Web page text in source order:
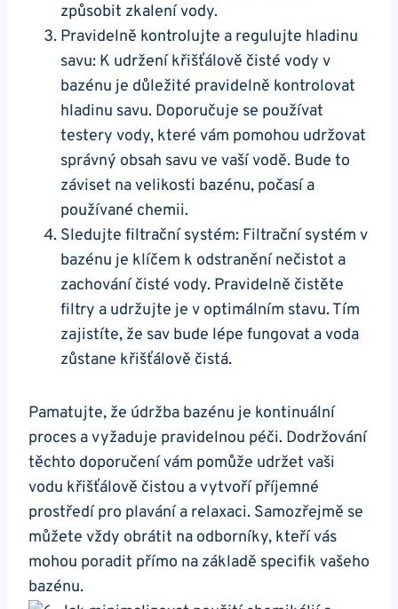
způsobit zkalení vody.
Pravidelně kontrolujte a regulujte hladinu
savu: K udržení křišťálově čisté vody v
bazénu je důležité pravidelně kontrolovat
hladinu savu. Doporučuje se používat
testery vody, které vám pomohou udržovat
správný obsah savu ve vaší vodě. Bude to
záviset na velikosti bazénu, počasí a
používané chemii.
Sledujte filtrační systém: Filtrační systém v
bazénu je klíčem k odstranění nečistot a
zachování čisté vody. Pravidelně čistěte
filtry a udržujte je v optimálním stavu. Tím
zajistíte, že sav bude lépe fungovat a voda
zůstane křišťálově čistá.
Pamatujte, že údržba bazénu je kontinuální
proces a vyžaduje pravidelnou péči. Dodržování
těchto doporučení vám pomůže udržet vaši
vodu křišťálově čistou a vytvoří příjemné
prostředí pro plavání a relaxaci. Samozřejmě se
můžete vždy obrátit na odborníky, kteří vás
mohou poradit přímo na základě specifik vašeho
bazénu.